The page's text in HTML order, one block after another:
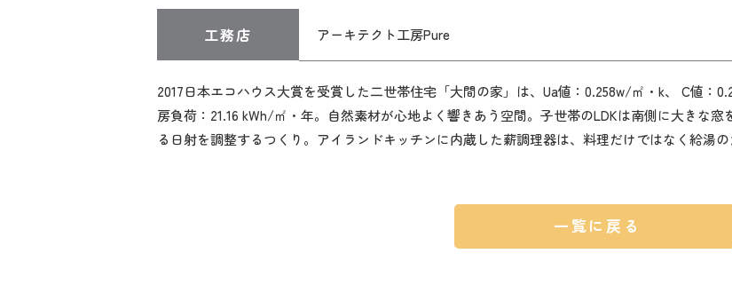
工務店 アーキテクト工房Pure
2017日本エコハウス大賞を受賞した二世帯住宅「大間の家」は、Ua値：0.258w/㎡・k、 C値：
房負荷：21.16 kWh/㎡・年。自然素材が心地よく響きあう空間。子世帯のLDKは南側に大きな
る日射を調整するつくり。アイランドキッチンに内蔵した薪調理器は、料理だけではなく給湯
一覧に戻る